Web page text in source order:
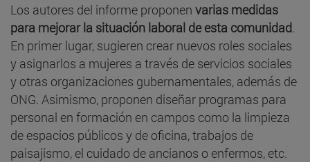
Los autores del informe proponen varias medidas
para mejorar la situación laboral de esta comunidad.
En primer lugar, sugieren crear nuevos roles sociales
y asignarlos a mujeres a través de servicios sociales
y otras organizaciones gubernamentales, además de
ONG. Asimismo, proponen diseñar programas para
personal en formación en campos como la limpieza
de espacios públicos y de oficina, trabajos de
paisajismo, el cuidado de ancianos o enfermos, etc.